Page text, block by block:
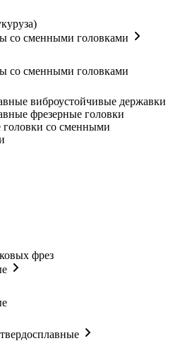
со сменными головками
со сменными головками
виброустойчивые державки
фрезерные головки
головки со сменными
фрез